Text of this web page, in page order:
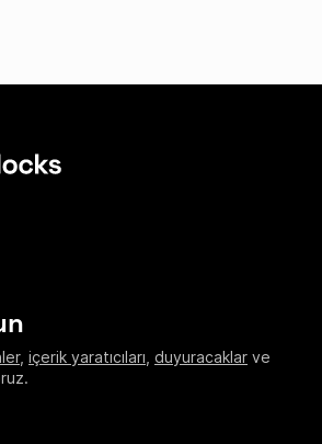
, içerik yaratıcıları duyuracaklar ve